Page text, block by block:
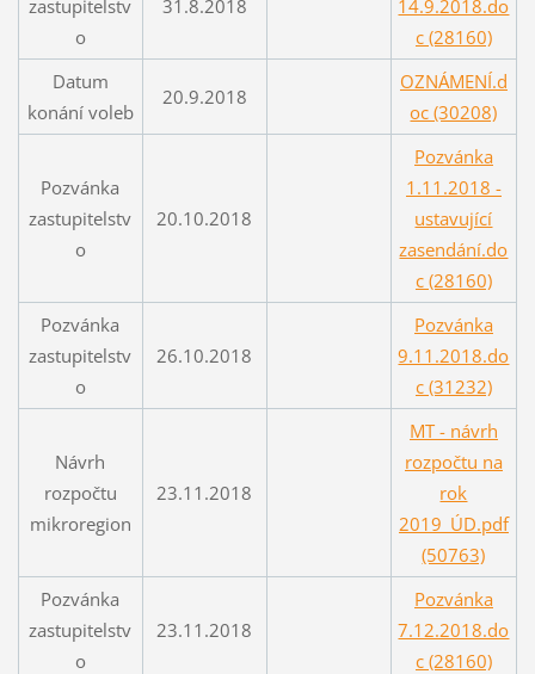
zastupitelstv
o
31.8.2018
14.9.2018.do
c (28160)
Datum
konání voleb
20.9.2018
OZNÁMENÍ.d
oc (30208)
Pozvánka
zastupitelstv
o
20.10.2018
Pozvánka
1.11.2018 -
ustavující
zasendání.do
c (28160)
Pozvánka
zastupitelstv
o
26.10.2018
Pozvánka
9.11.2018.do
c (31232)
Návrh
rozpočtu
mikroregion
23.11.2018
MT - návrh
rozpočtu na
rok
2019_ÚD.pdf
(50763)
Pozvánka
zastupitelstv
o
23.11.2018
Pozvánka
7.12.2018.do
c (28160)